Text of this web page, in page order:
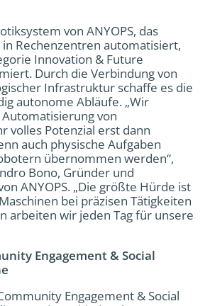
von ANYOPS, das
Rechenzentren automatisiert,
Innovation & Future
Durch die Verbindung von
Infrastruktur schaffe es die
autonome Abläufe. „Wir
von
volles Potenzial erst dann
auch physische Aufgaben
übernommen werden“,
Bono, Gründer und
ANYOPS. „Die größte Hürde ist
bei präzisen Tätigkeiten
arbeiten wir jeden Tag für unsere
Engagement & Social
Engagement & Social